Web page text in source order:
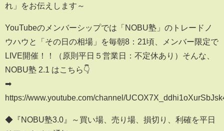
れ」をお伝えします～
YouTubeのメンバーシップでは「NOBU塾」のトレードノ
ウハウと「その日の相場」を毎朝8：21頃、メンバー限定で
LIVE開催！！（原則平日５営業日：不定休あり）そんな、
NOBU塾 2.1 はこちら👇
➡
https://www.youtube.com/channel/
◆『NOBU塾3.0』～買い場、売り場、損切り、利確を平日